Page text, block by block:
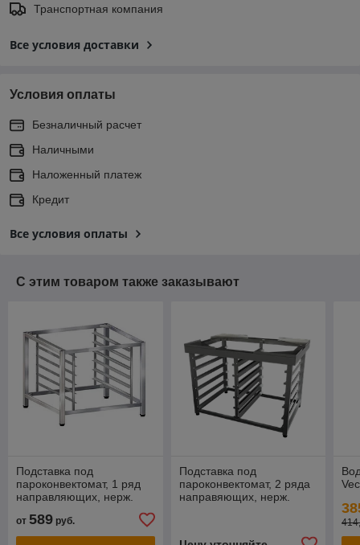
Транспортная компания
Все условия доставки
Условия оплаты
Безналичный расчет
Наличными
Наложенный платеж
Кредит
Все условия оплаты
С этим товаром также заказывают
Подставка под
пароконвектомат, 1 ряд
направляющих, нерж.
от 589 руб.
Подставка под
пароконвектомат, 2 ряда
направяющих, нерж.